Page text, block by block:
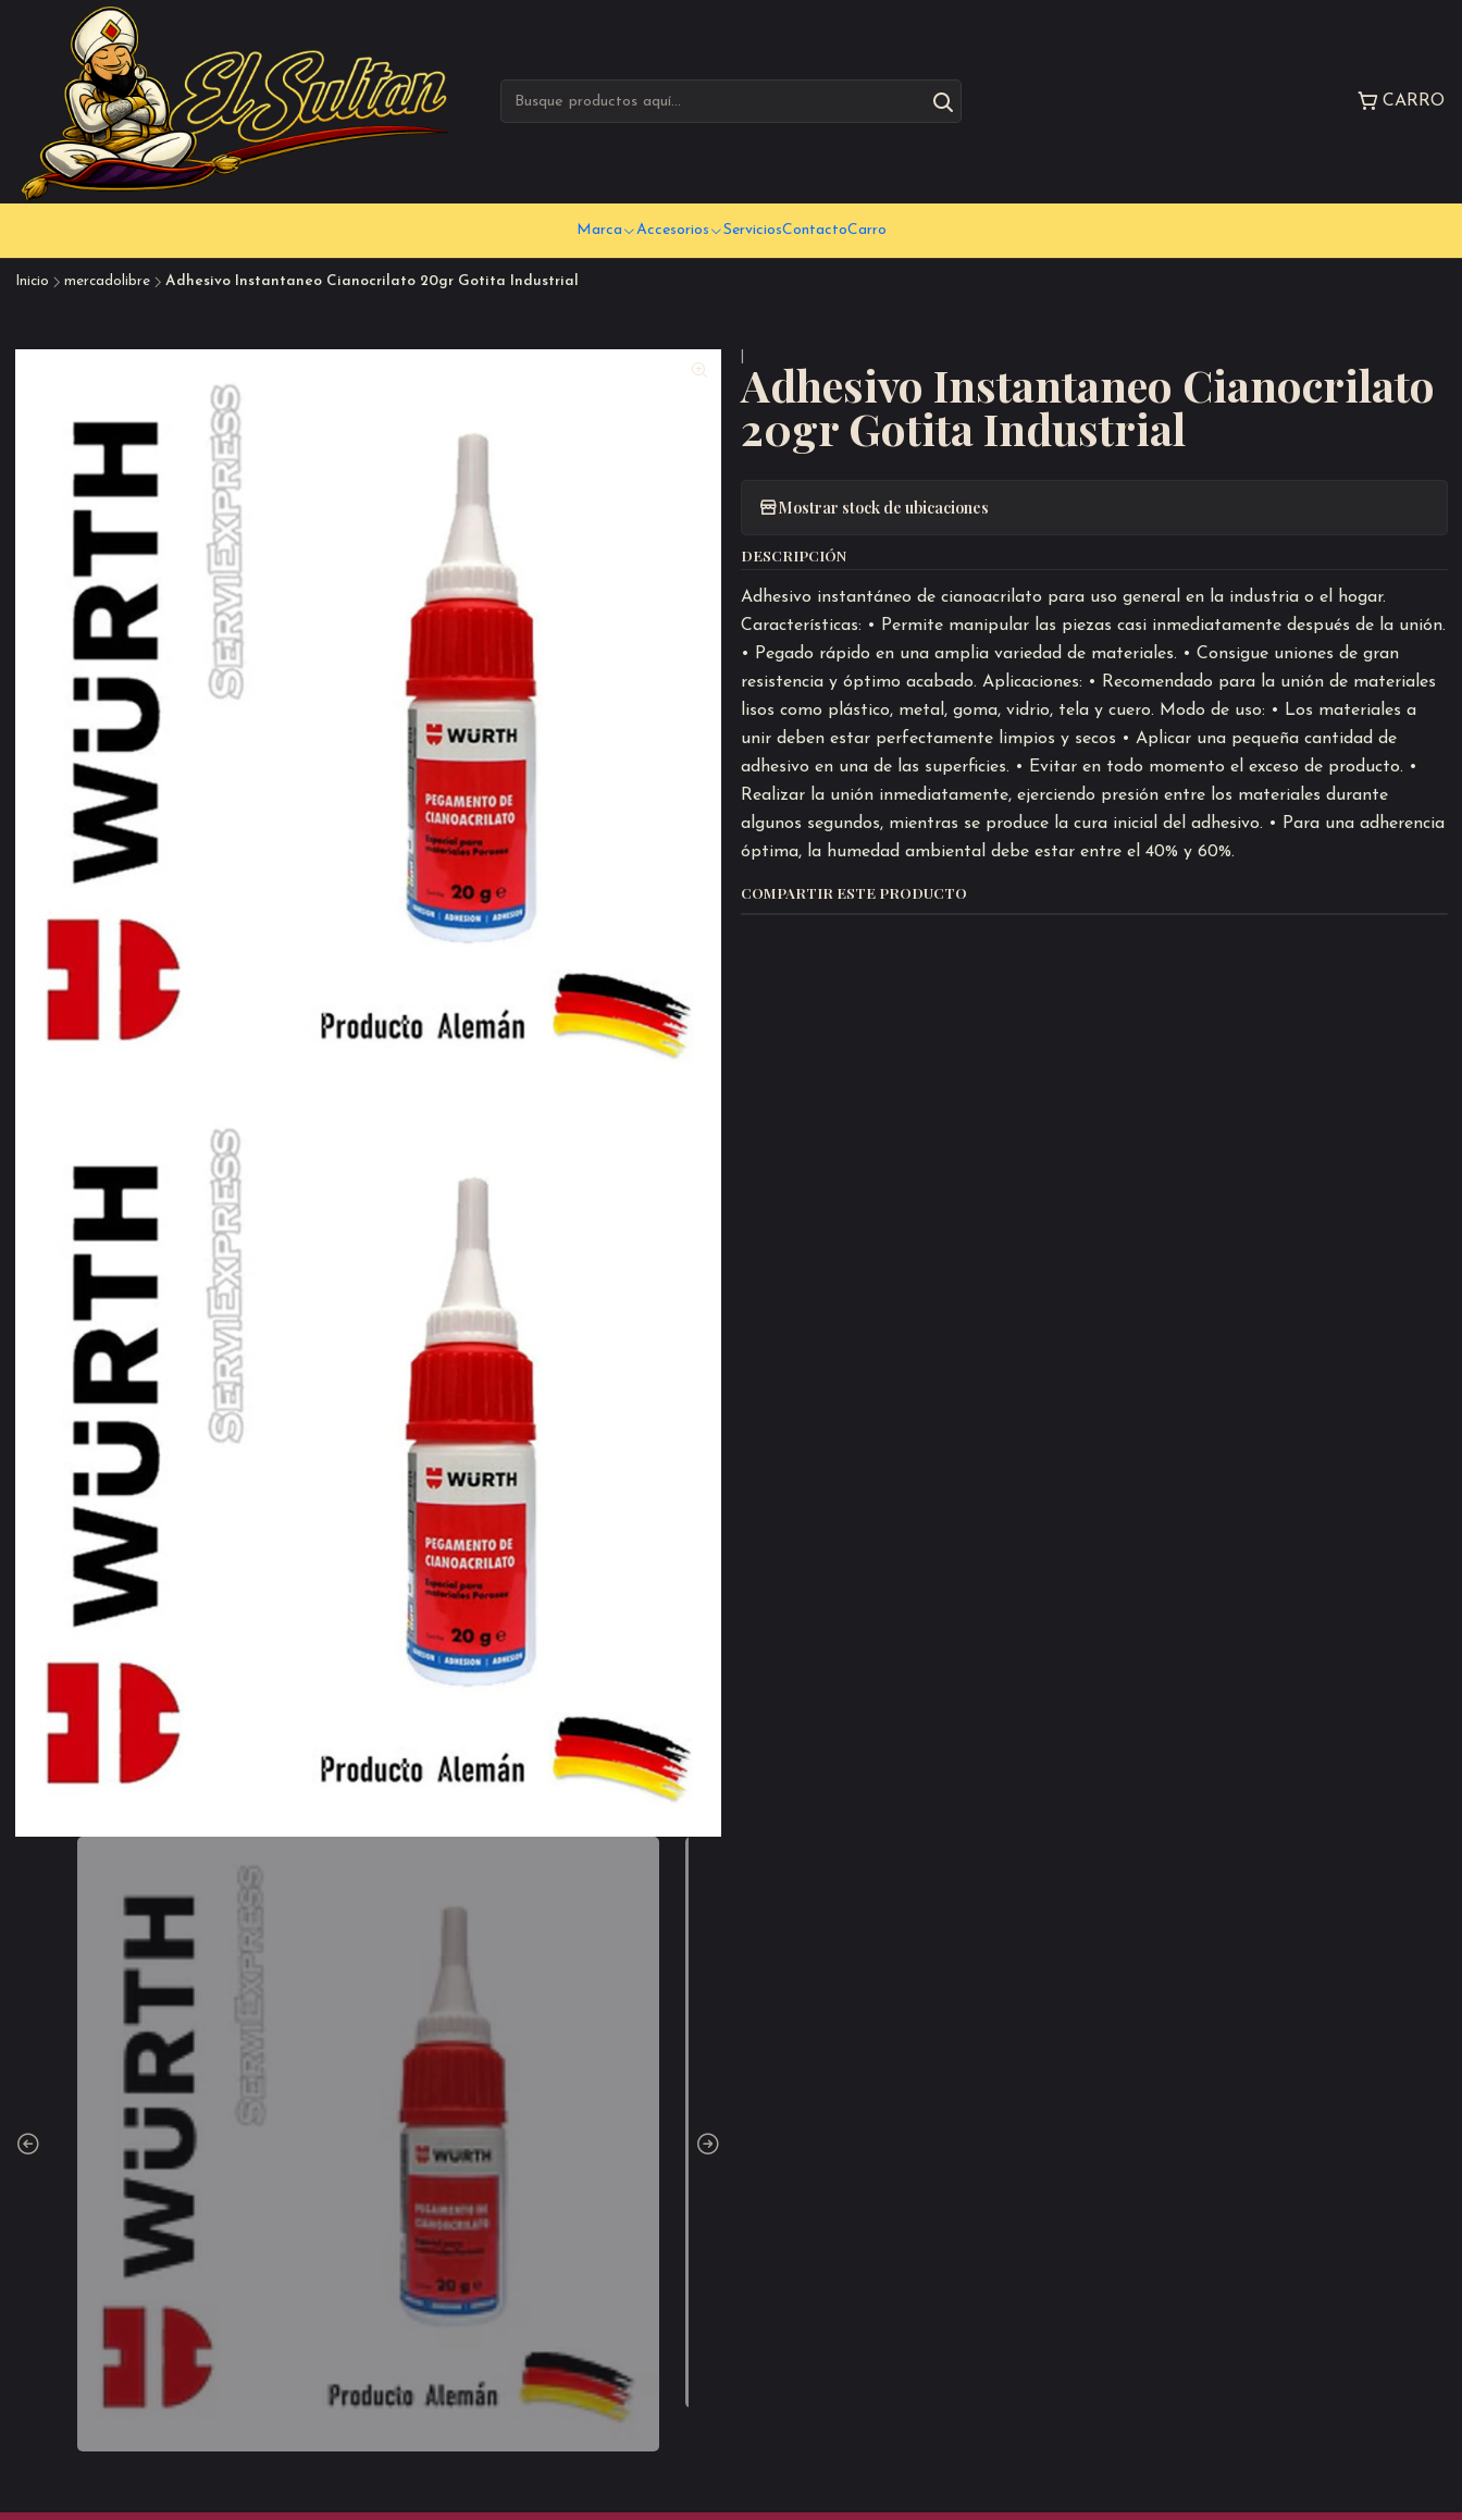
CARRO
Marca Accesorios ServiciosContactoCarro
Inicio mercadolibre Adhesivo Instantaneo Cianocrilato 20gr Gotita Industrial
Adhesivo Instantaneo Cianocrilato
20gr Gotita Industrial
Mostrar stock de ubicaciones
DESCRIPCIÓN
Adhesivo instantáneo de cianoacrilato para uso general en la industria o el hogar.
Características: • Permite manipular las piezas casi inmediatamente después de la unión.
• Pegado rápido en una amplia variedad de materiales. • Consigue uniones de gran
resistencia y óptimo acabado. Aplicaciones: • Recomendado para la unión de materiales
lisos como plástico, metal, goma, vidrio, tela y cuero. Modo de uso: • Los materiales a
unir deben estar perfectamente limpios y secos • Aplicar una pequeña cantidad de
adhesivo en una de las superficies. • Evitar en todo momento el exceso de producto. •
Realizar la unión inmediatamente, ejerciendo presión entre los materiales durante
algunos segundos, mientras se produce la cura inicial del adhesivo. • Para una adherencia
óptima, la humedad ambiental debe estar entre el 40% y 60%.
COMPARTIR ESTE PRODUCTO